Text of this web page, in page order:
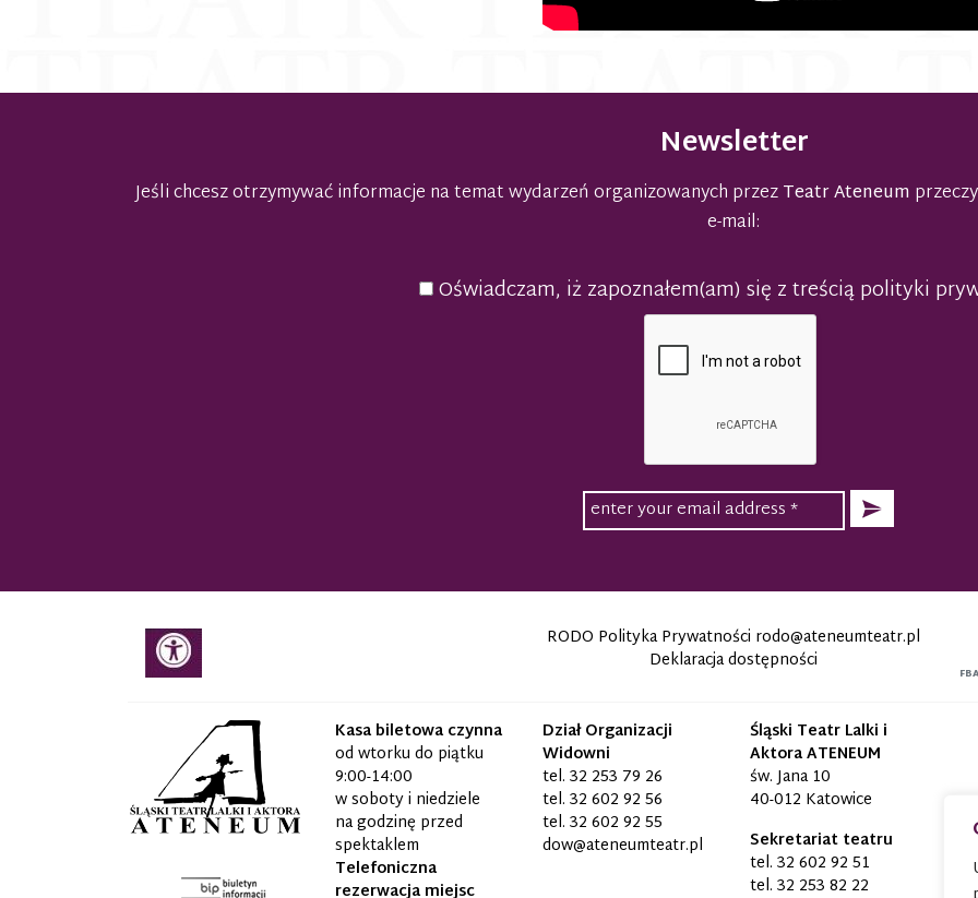
Newsletter
Jeśli chcesz otrzymywać informacje na temat wydarzeń organizowanych przezTeatr Ateneum
e-mail:
Oświadczam, iż zapoznałem(am) się z treścią polityki
RODO Polityka Prywatności rodo@ateneumteatr.pl
Deklaracja dostępności
Kasa biletowa czynna
od wtorku do piątku
9:00-14:00
w soboty i niedziele
na godzinę przed
spektaklem
Telefoniczna
rezerwacja miejsc
Dział Organizacji
Widowni
tel. 32 253 79 26
tel. 32 602 92 56
tel. 32 602 92 55
dow@ateneumteatr.pl
Śląski Teatr Lalki i
Aktora ATENEUM
św. Jana 10
40-012 Katowice
Sekretariat teatru
tel. 32 602 92 51
tel. 32 253 82 22